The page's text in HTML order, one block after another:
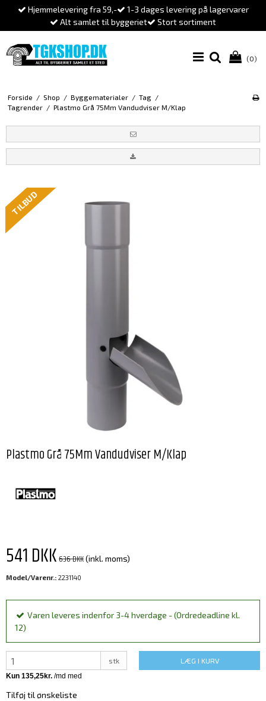
Hjemmelevering fra 59,-
1-3 dages levering på lagervarer
Alt samlet til byggeriet
Stort sortiment
(0)
Forside / Shop / Byggematerialer / Tag /
Tagrender / Plastmo Grå 75Mm Vandudviser M/Klap
TILBUD
Plastmo Grå 75Mm Vandudviser M/Klap
541 DKK636 DKK(inkl. moms)
Model/Varenr.: 2231140
Varen leveres indenfor 3-4 hverdage - (Ordredeadline kl.
12)
stk LÆG I KURV
Tilføj til ønskeliste